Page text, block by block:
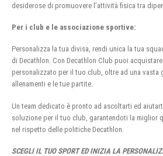
desiderose di promuovere l’attività fisica tra
Per i club e le associazione sportive:
Personalizza la tua divisa, rendi unica la tua
di Decathlon. Con Decathlon Club puoi
personalizzato per il tuo club, oltre ad una vasta
allenamenti e le tue partite.
Un team dedicato è pronto ad ascoltarti ed
soluzione per il tuo club, garantendoti la miglior
nel rispetto delle politiche Decathlon.
SCEGLI IL TUO SPORT ED INIZIA LA